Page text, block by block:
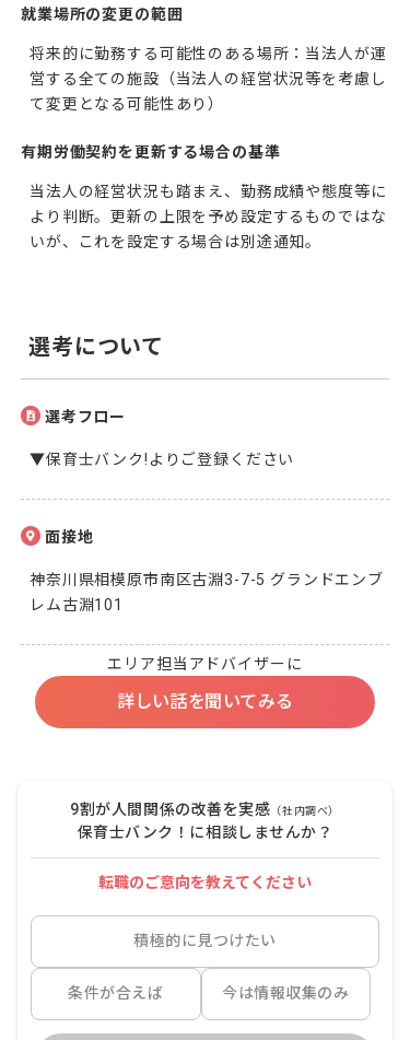
就業場所の変更の範囲
将来的に勤務する可能性のある場所：当法人が運
営する全ての施設（当法人の経営状況等を考慮し
て変更となる可能性あり）
有期労働契約を更新する場合の基準
当法人の経営状況も踏まえ、勤務成績や態度等に
より判断。更新の上限を予め設定するものではな
いが、これを設定する場合は別途通知。
選考について
選考フロー
▼保育士バンク!よりご登録ください
面接地
神奈川県相模原市南区古淵3-7-5 グランドエンブ
レム古淵101
エリア担当アドバイザーに
詳しい話を聞いてみる
9割が人間関係の改善を実感 （社内調べ）
保育士バンク！に相談しませんか？
転職のご意向を教えてください
積極的に見つけたい
条件が合えば 今は情報収集のみ